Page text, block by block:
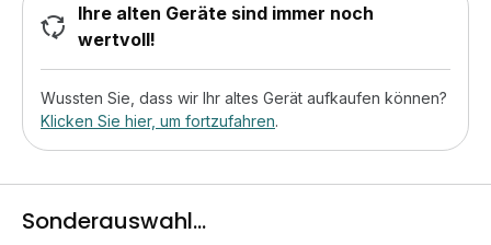
Ihre alten Geräte sind immer noch
wertvoll!
Wussten Sie, dass wir Ihr altes Gerät aufkaufen können?
Klicken Sie hier, um fortzufahren.
Sonderauswahl...